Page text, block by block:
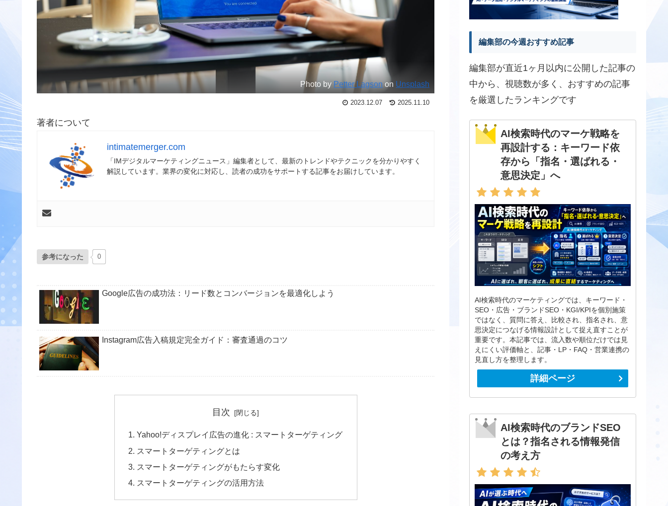
Photo by Petter Lagsonon Unsplash
2023.12.07 2025.11.10
著者について
intimatemerger.com
「IMデジタルマーケティングニュース」編集者として、最新のトレンドやテクニックを分かりやすく
解説しています。業界の変化に対応し、読者の成功をサポートする記事をお届けしています。
参考になった 0
Google広告の成功法：リード数とコンバージョンを最適化しよう
Instagram広告入稿規定完全ガイド：審査通過のコツ
目次
Yahoo!ディスプレイ広告の進化 : スマートターゲティング
スマートターゲティングとは
スマートターゲティングがもたらす変化
スマートターゲティングの活用方法
編集部の今週おすすめ記事
編集部が直近1ヶ月以内に公開した記事の
中から、視聴数が多く、おすすめの記事
を厳選したランキングです
AI検索時代のマーケ戦略を
再設計する：キーワード依
存から「指名・選ばれる・
意思決定」へ
AI検索時代のマーケティングでは、キーワード・
SEO・広告・ブランドSEO・KGI/KPIを個別施策
ではなく、質問に答え、比較され、指名され、意
思決定につなげる情報設計として捉え直すことが
重要です。本記事では、流入数や順位だけでは見
えにくい評価軸と、記事・LP・FAQ・営業連携の
見直し方を整理します。
詳細ページ
AI検索時代のブランドSEO
とは？指名される情報発信
の考え方